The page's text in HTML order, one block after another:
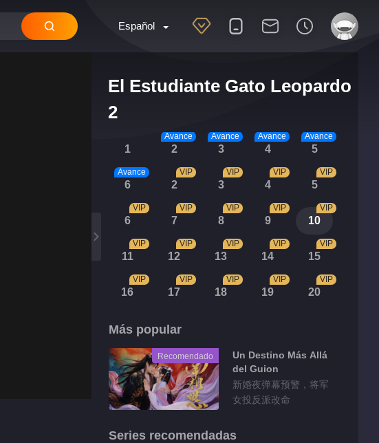
Español
El Estudiante Gato Leopardo
2
1 2
Avance
3
Avance
4
Avance
5
Avance
6
Avance
2
VIP
3
VIP
4
VIP
5
VIP
6
VIP
7
VIP
8
VIP
9
VIP
10
VIP
11
VIP
12
VIP
13
VIP
14
VIP
15
VIP
16
VIP
17
VIP
18
VIP
19
VIP
20
VIP
Más popular
Recomendado
Un Destino Más Allá
del Guion
新婚夜弹幕预警，将军
女投反派改命
Series recomendadas